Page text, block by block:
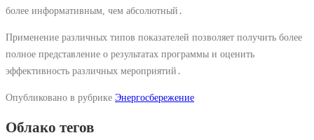
более информативным, чем абсолютный․
Применение различных типов показателей позволяет получить более
полное представление о результатах программы и оценить
эффективность различных мероприятий․
Опубликовано в рубрике Энергосбережение
Облако тегов